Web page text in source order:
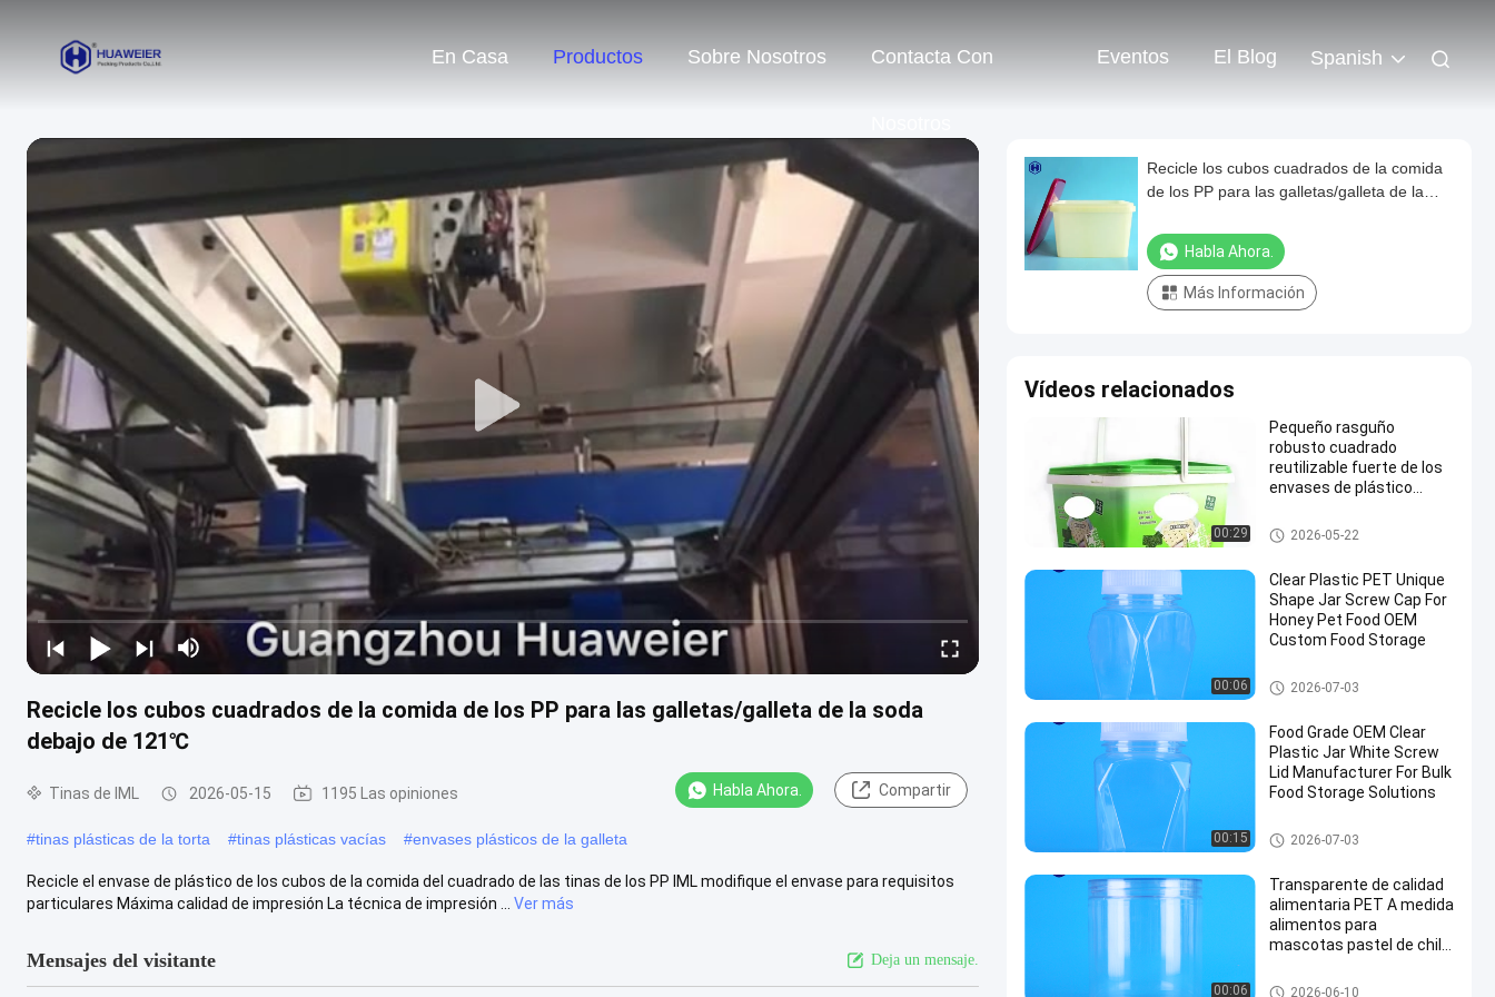
En Casa Productos Sobre Nosotros Contacta Con Eventos El Blog Spanish
Recicle los cubos cuadrados de la comida de los PP para las galletas/galleta de la soda
debajo de 121℃
Tinas de IML 2026-05-15 1195 Las opiniones Habla Ahora. Compartir
#tinas plásticas de la torta #tinas plásticas vacías #envases plásticos de la galleta
Recicle el envase de plástico de los cubos de la comida del cuadrado de las tinas de los PP IML modifique el envase para requisitos
particulares Máxima calidad de impresión La técnica de impresión ...
Ver más
Mensajes del visitante Deja un mensaje.
Recicle los cubos cuadrados de la comida
de los PP para las galletas/galleta de la
Habla Ahora.
Más Información
Vídeos relacionados
00:29
Pequeño rasguño
robusto cuadrado
reutilizable fuerte de los
envases de plástico
Tinas de IML
2026-05-22
00:06
Clear Plastic PET Unique
Shape Jar Screw Cap For
Honey Pet Food OEM
Custom Food Storage
Tarro del envase de plástico
2026-07-03
00:15
Food Grade OEM Clear
Plastic Jar White Screw
Lid Manufacturer For Bulk
Food Storage Solutions
Tarro del envase de plástico
2026-07-03
00:06
Transparente de calidad
alimentaria PET A medida
alimentos para
mascotas pastel de chilli
tapa de tornillo
Tarro del envase de plástico
2026-06-10